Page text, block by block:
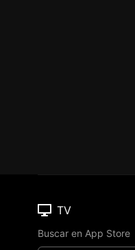
TV
Buscar en App Store